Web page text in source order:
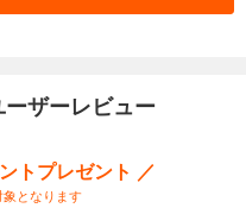
ザーレビュー
トプレゼント ／
となります